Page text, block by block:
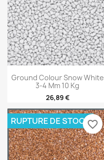
Ground Colour Snow White
3-4 Mm 10 Kg
26,89 €
RUPTURE DE STOCKfavorite_border